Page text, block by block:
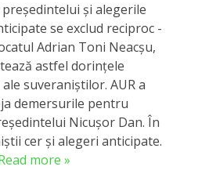
și alegerile
se exclud reciproc -
Adrian Toni Neacșu,
astfel dorințele
suveraniștilor. AUR a
demersurile pentru
Nicușor Dan. În
cer și alegeri anticipate.
more »